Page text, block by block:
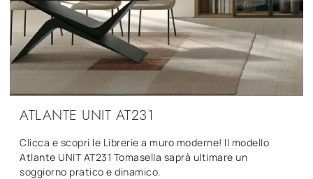
ATLANTE UNIT AT231
Clicca e scopri le Librerie a muro moderne! Il modello
Atlante UNIT AT231 Tomasella saprà ultimare un
soggiorno pratico e dinamico.